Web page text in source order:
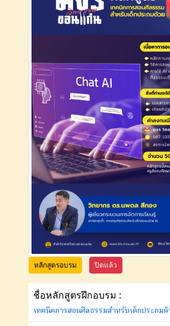
หลักสูตรอบรม ปิดแล้ว
ชื่อหลักสูตรฝึกอบรม :
เทคนิคการสอนศีลธรรมสำหรับเด็กประถม